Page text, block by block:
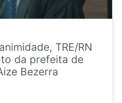
TRE/RN
da prefeita de
Bezerra